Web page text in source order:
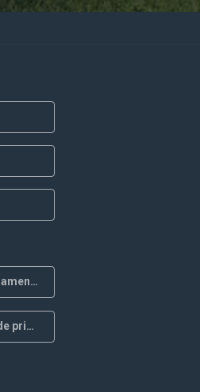
Regulações de pagamento
Termos e política de privacidade